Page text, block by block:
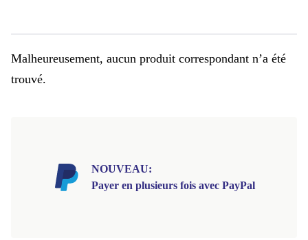
Malheureusement, aucun produit correspondant n’a été
trouvé.
NOUVEAU:
Payer en plusieurs fois avec PayPal